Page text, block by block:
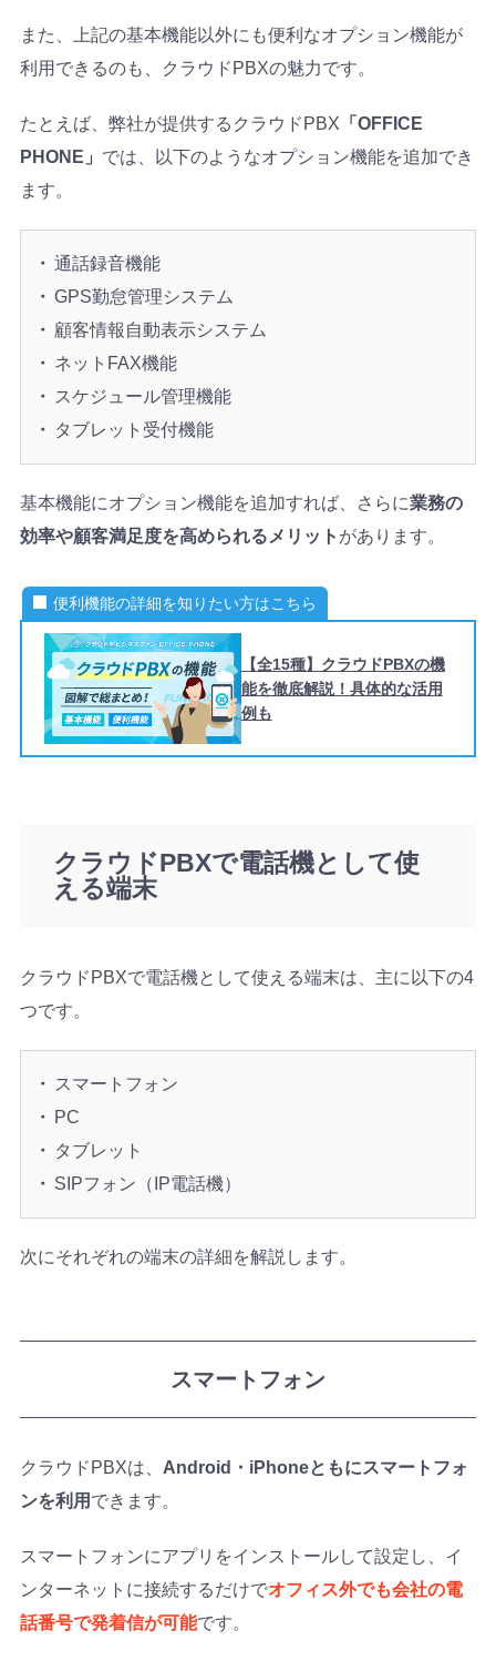
また、上記の基本機能以外にも便利なオプション機能が
利用できるのも、クラウドPBXの魅力です。
たとえば、弊社が提供するクラウドPBX 「OFFICE
PHONE」 では、以下のようなオプション機能を追加でき
ます。
通話録音機能
GPS勤怠管理システム
顧客情報自動表示システム
ネットFAX機能
スケジュール管理機能
タブレット受付機能
基本機能にオプション機能を追加すれば、さらに業務の
効率や顧客満足度を高められるメリット があります。
便利機能の詳細を知りたい方はこちら
【全15種】クラウドPBXの機
能を徹底解説！具体的な活用
例も
クラウドPBXで電話機として使
える端末
クラウドPBXで電話機として使える端末は、主に以下の4
つです。
スマートフォン
PC
タブレット
SIPフォン（IP電話機）
次にそれぞれの端末の詳細を解説します。
スマートフォン
クラウドPBXは、 Android・iPhoneともにスマートフォ
ンを利用 できます。
スマートフォンにアプリをインストールして設定し、イ
ンターネットに接続するだけでオフィス外でも会社の電
話番号で発着信が可能です。